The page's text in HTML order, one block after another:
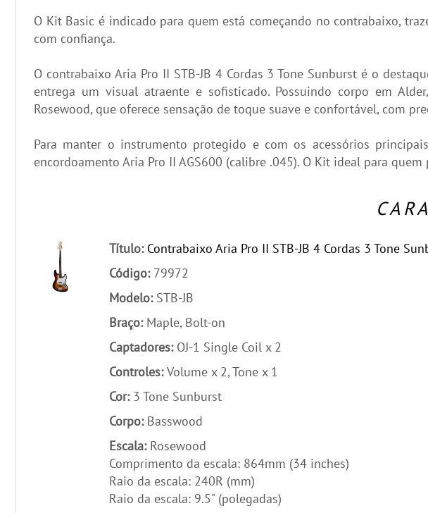
O Kit Basic é indicado para quem está começando no contrabaixo,
com confiança.
O contrabaixo Aria Pro II STB-JB 4 Cordas 3 Tone Sunburst é o
entrega um visual atraente e sofisticado. Possuindo corpo em
Rosewood, que oferece sensação de toque suave e confortável, com
Para manter o instrumento protegido e com os acessórios
encordoamento Aria Pro II AGS600 (calibre .045). O Kit ideal para
Título: Contrabaixo Aria Pro II STB-JB 4 Cordas 3 Tone
Código: 79972
Modelo: STB-JB
Braço: Maple, Bolt-on
Captadores: OJ-1 Single Coil x 2
Controles:Volume x 2, Tone x 1
Cor: 3 Tone Sunburst
Corpo: Basswood
Escala: Rosewood
Comprimento da escala: 864mm (34 inches)
Raio da escala: 240R (mm)
Raio da escala: 9.5" (polegadas)